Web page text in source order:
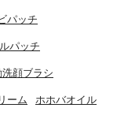
パッチ
パッチ
洗顔ブラシ
ーム ホホバオイル